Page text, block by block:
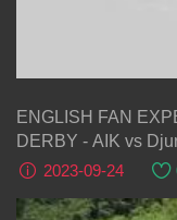
ENGLISH FAN
DERBY - AIK vs
2023-09-24